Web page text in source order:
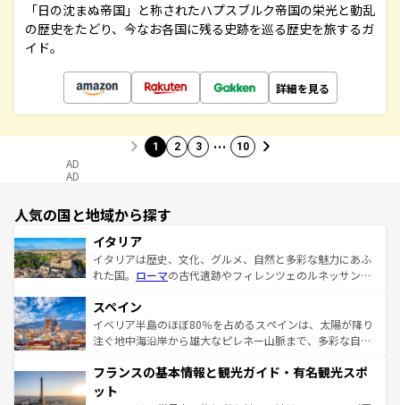
「日の沈まぬ帝国」と称されたハプスブルク帝国の栄光と動乱
の歴史をたどり、今なお各国に残る史跡を巡る歴史を旅するガ
イド。
詳細を見る
1 2 3 … 10
AD
AD
人気の国と地域から探す
イタリア
イタリアは歴史、文化、グルメ、自然と多彩な魅力にあふ
れた国。 ローマの古代遺跡やフィレンツェのルネッサンス
ろん、トスカーナの美しい田園風景やアマルフィ海岸の絶
景など、自然景観も見逃せない。観光の合間には、本場の
ピザやパスタなど、絶品のイタリア料理を堪能することも
ませてくれるイタリアで、忘れられない旅をしてみよう！
なお、新着のイタリア情報は
スペイン
イベリア半島のほぼ80％を占めるスペインは、太陽が降り
注ぐ地中海沿岸から雄大なピレネー山脈まで、多彩な自然
文化が根付くこの国では、情熱的なフラメンコ、熱気あふ
れる闘牛、そして美味しいタパスが生活の一部となってい
フランスの基本情報と観光ガイド・有名観光スポ
ット